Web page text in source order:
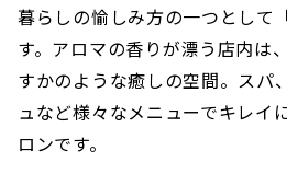
暮らしの愉しみ方の一つとして
す。アロマの香りが漂う店内は
すかのような癒しの空間。スパ
ュなど様々なメニューでキレイ
ロンです。